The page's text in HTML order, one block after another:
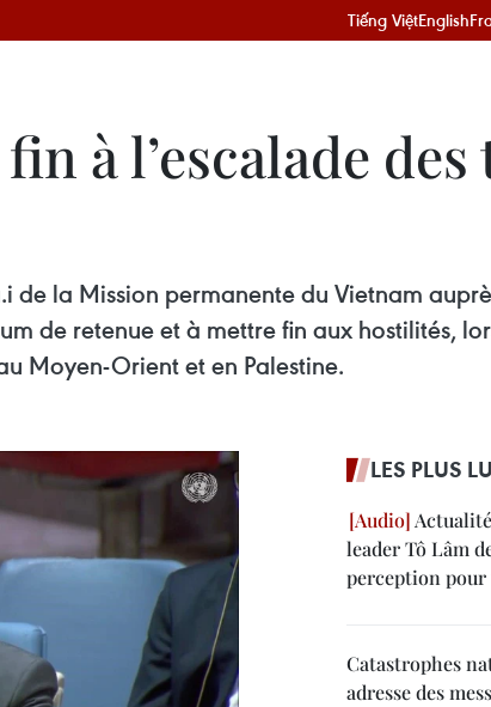
Tiếng ViệtEnglish
à l’escalade
la Mission permanente du Vietnam
de retenue et à mettre fin aux hostilités,
Moyen-Orient et en Palestine.
LES PLUS
leader Tô Lâm
perception
Catastrophes
adresse des